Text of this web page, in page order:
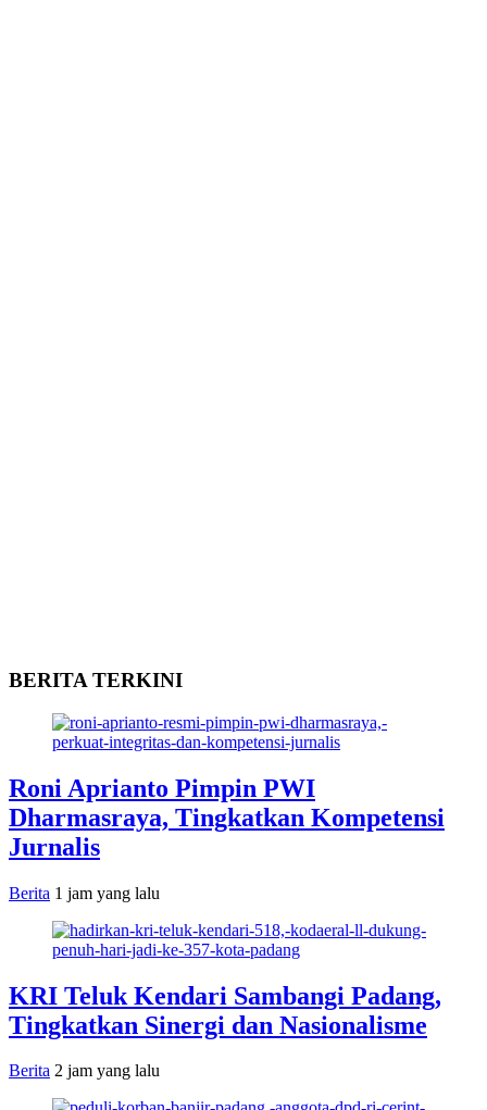
BERITA TERKINI
Roni Aprianto Pimpin PWI
Dharmasraya, Tingkatkan Kompetensi
Jurnalis
Berita 1 jam yang lalu
KRI Teluk Kendari Sambangi Padang,
Tingkatkan Sinergi dan Nasionalisme
Berita 2 jam yang lalu